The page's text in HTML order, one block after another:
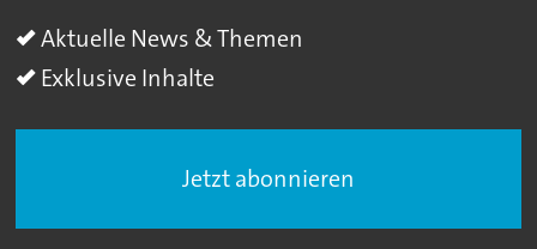
Aktuelle News & Themen
Exklusive Inhalte
Jetzt abonnieren